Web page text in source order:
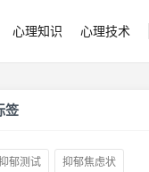
心理知识 心理技术
签
郁测试 抑郁焦虑状